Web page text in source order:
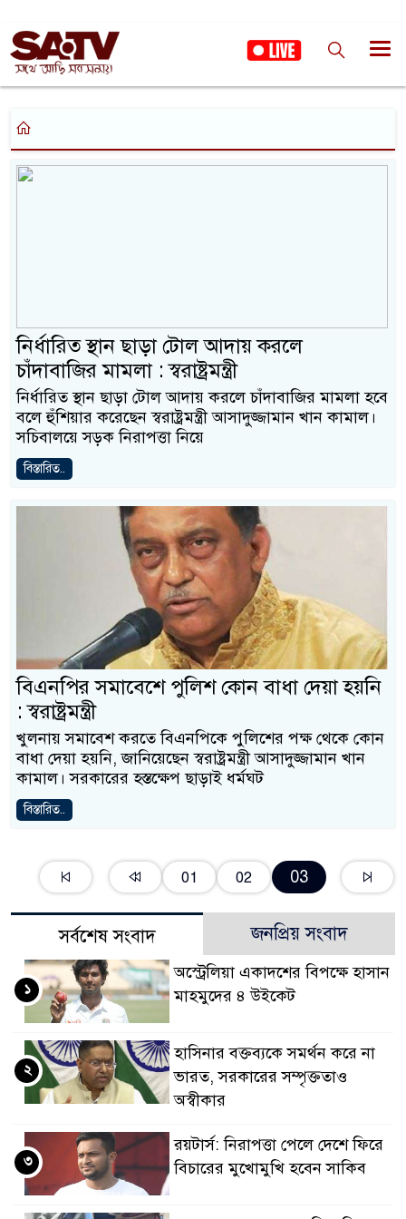
নির্ধারিত স্থান ছাড়া টোল আদায় করলে
চাঁদাবাজির মামলা : স্বরাষ্ট্রমন্ত্রী
নির্ধারিত স্থান ছাড়া টোল আদায় করলে চাঁদাবাজির মামলা হবে
বলে হুঁশিয়ার করেছেন স্বরাষ্ট্রমন্ত্রী আসাদুজ্জামান খান কামাল।
সচিবালয়ে সড়ক নিরাপত্তা নিয়ে
বিস্তারিত..
বিএনপির সমাবেশে পুলিশ কোন বাধা দেয়া হয়নি
: স্বরাষ্ট্রমন্ত্রী
খুলনায় সমাবেশ করতে বিএনপিকে পুলিশের পক্ষ থেকে কোন
বাধা দেয়া হয়নি, জানিয়েছেন স্বরাষ্ট্রমন্ত্রী আসাদুজ্জামান খান
কামাল। সরকারের হস্তক্ষেপ ছাড়াই ধর্মঘট
বিস্তারিত..
01 02 03
সর্বশেষ সংবাদ জনপ্রিয় সংবাদ
অস্ট্রেলিয়া একাদশের বিপক্ষে হাসান
মাহমুদের ৪ উইকেট
১
হাসিনার বক্তব্যকে সমর্থন করে না
ভারত, সরকারের সম্পৃক্ততাও
অস্বীকার
২
রয়টার্স: নিরাপত্তা পেলে দেশে ফিরে
বিচারের মুখোমুখি হবেন সাকিব
৩